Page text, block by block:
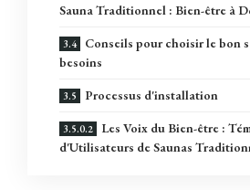
Sauna Traditionnel : Bien-être à
Conseils pour choisir le bon
besoins
Processus d'installation
Les Voix du Bien-être :
d'Utilisateurs de Saunas